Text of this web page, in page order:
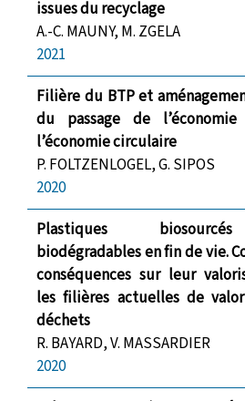
issues du recyclage
A.-C. MAUNY, M. ZGELA
2021
Filière du BTP et
du passage de
l’économie circulaire
P. FOLTZENLOGEL, G. SIPOS
2020
Plastiques
biodégradables en fin de vie.
conséquences sur leur
les filières actuelles de
déchets
R. BAYARD, V. MASSARDIER
2020